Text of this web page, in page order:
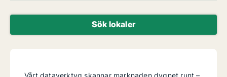
Sök lokaler
Vårt dataverktyg skannar marknaden dygnet runt –